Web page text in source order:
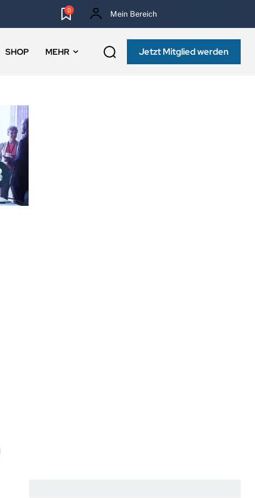
0 Mein Bereich
SHOP MEHR Jetzt Mitglied werden